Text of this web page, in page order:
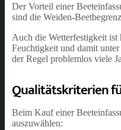
Der Vorteil einer
sind die Weiden-
Auch die Wetterfestigkeit ist
Feuchtigkeit und damit
der Regel problemlos viele
Qualitätskriterien
Beim Kauf einer
auszuwählen: